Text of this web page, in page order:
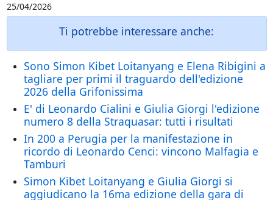
25/04/2026
Ti potrebbe interessare anche:
Sono Simon Kibet Loitanyang e Elena Ribigini a
tagliare per primi il traguardo dell'edizione
2026 della Grifonissima
E' di Leonardo Cialini e Giulia Giorgi l'edizione
numero 8 della Straquasar: tutti i risultati
In 200 a Perugia per la manifestazione in
ricordo di Leonardo Cenci: vincono Malfagia e
Tamburi
Simon Kibet Loitanyang e Giulia Giorgi si
aggiudicano la 16ma edizione della gara di